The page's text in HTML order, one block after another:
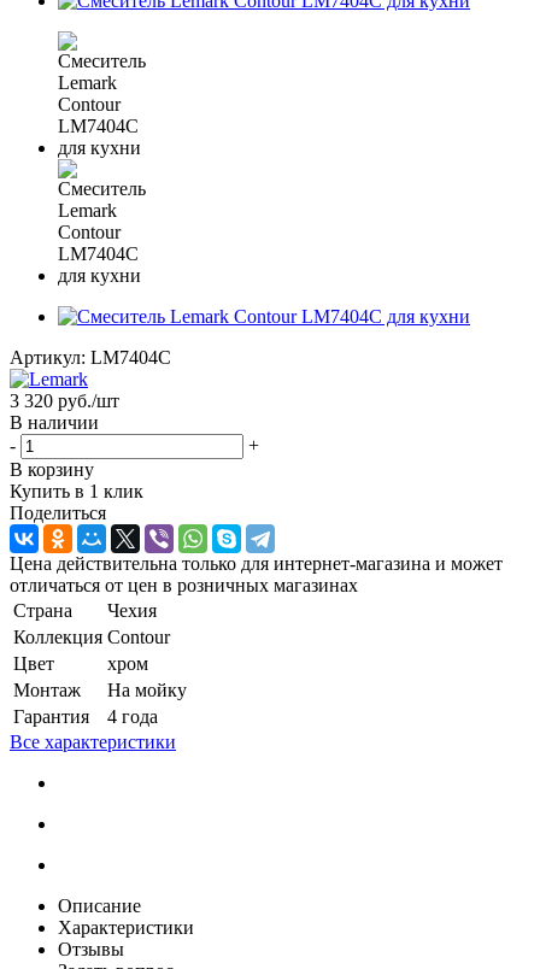
Артикул: LM7404C
3 320 руб./шт
В наличии
-
+
В корзину
Купить в 1 клик
Поделиться
Цена действительна только для интернет-магазина и может
отличаться от цен в розничных магазинах
Страна
Чехия
Коллекция Contour
Цвет
хром
Монтаж
На мойку
Гарантия
4 года
Все характеристики
Описание
Характеристики
Отзывы